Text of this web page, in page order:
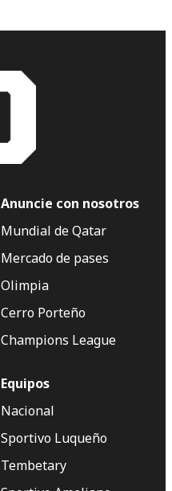
Anuncie con nosotros
Mundial de Qatar
Mercado de pases
Olimpia
Cerro Porteño
Champions League
Equipos
Nacional
Sportivo Luqueño
Tembetary